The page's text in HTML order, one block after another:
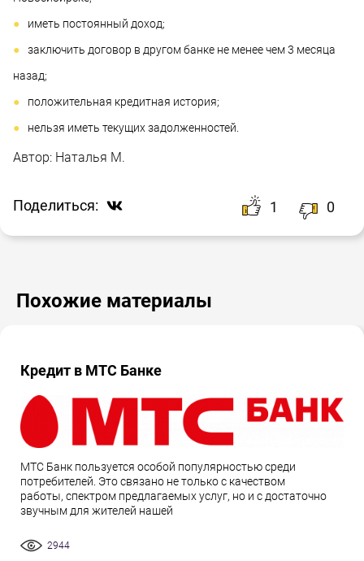
иметь постоянный доход;
заключить договор в другом банке не менее чем 3 месяца
назад;
положительная кредитная история;
нельзя иметь текущих задолженностей.
Автор: Наталья М.
Поделиться: 1 0
Похожие материалы
Кредит в МТС Банке
МТС Банк пользуется особой популярностью среди
потребителей. Это связано не только с качеством
работы, спектром предлагаемых услуг, но и с достаточно
звучным для жителей нашей
2944